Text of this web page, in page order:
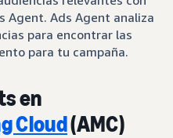
Agent. Ads Agent analiza
para encontrar las
para tu campaña.
en
Cloud(AMC)